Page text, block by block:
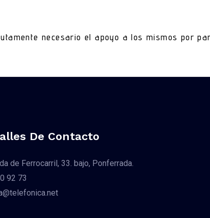
necesario el apoyo a los mismos por
De Contacto
de Ferrocarril, 33. bajo, Ponferrada.
92 73